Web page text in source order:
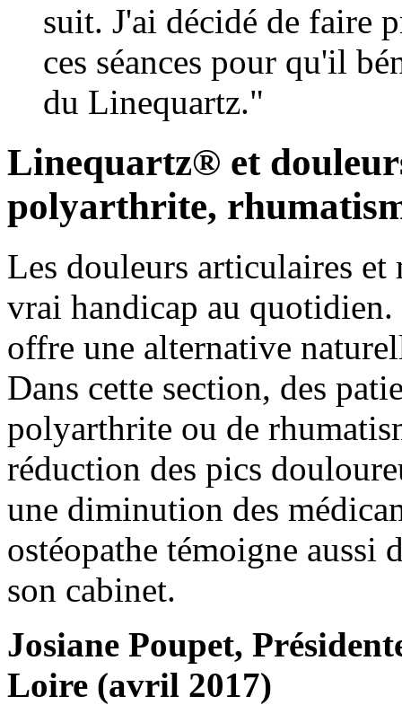
suit. J'ai décidé de faire
ces séances pour qu'il
du Linequartz."
Linequartz® et
polyarthrite,
Les douleurs articulaires
vrai handicap au
offre une alternative
Dans cette section, des
polyarthrite ou de
réduction des pics
une diminution des
ostéopathe témoigne aussi
son cabinet.
Josiane Poupet,
Loire (avril 2017)